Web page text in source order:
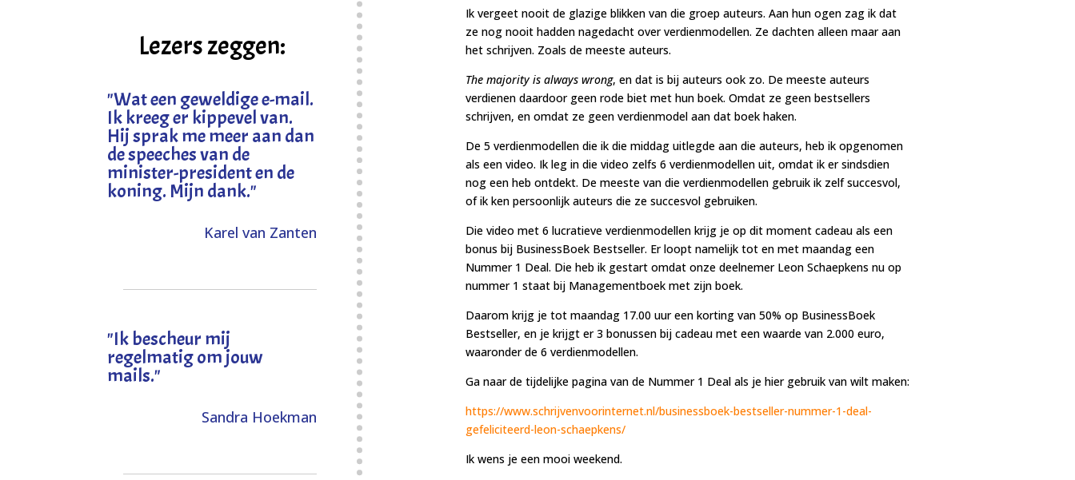
Lezers zeggen:
"Wat een geweldige e-mail.
Ik kreeg er kippevel van.
Hij sprak me meer aan dan
de speeches van de
minister-president en de
koning. Mijn dank."
Karel van Zanten
"Ik bescheur mij
regelmatig om jouw
mails."
Sandra Hoekman
Ik vergeet nooit de glazige blikken van die groep auteurs. Aan hun ogen zag ik dat
ze nog nooit hadden nagedacht over verdienmodellen. Ze dachten alleen maar aan
het schrijven. Zoals de meeste auteurs.
The majority is always wrong, en dat is bij auteurs ook zo. De meeste auteurs
verdienen daardoor geen rode biet met hun boek. Omdat ze geen bestsellers
schrijven, en omdat ze geen verdienmodel aan dat boek haken.
De 5 verdienmodellen die ik die middag uitlegde aan die auteurs, heb ik opgenomen
als een video. Ik leg in die video zelfs 6 verdienmodellen uit, omdat ik er sindsdien
nog een heb ontdekt. De meeste van die verdienmodellen gebruik ik zelf succesvol,
of ik ken persoonlijk auteurs die ze succesvol gebruiken.
Die video met 6 lucratieve verdienmodellen krijg je op dit moment cadeau als een
bonus bij BusinessBoek Bestseller. Er loopt namelijk tot en met maandag een
Nummer 1 Deal. Die heb ik gestart omdat onze deelnemer Leon Schaepkens nu op
nummer 1 staat bij Managementboek met zijn boek.
Daarom krijg je tot maandag 17.00 uur een korting van 50% op BusinessBoek
Bestseller, en je krijgt er 3 bonussen bij cadeau met een waarde van 2.000 euro,
waaronder de 6 verdienmodellen.
Ga naar de tijdelijke pagina van de Nummer 1 Deal als je hier gebruik van wilt maken:
https://www.schrijvenvoorinternet.nl/businessboek-bestseller-nummer-1-deal-
gefeliciteerd-leon-schaepkens/
Ik wens je een mooi weekend.